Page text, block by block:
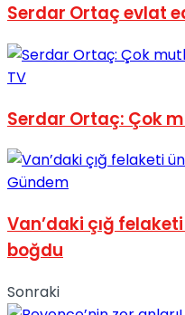
Serdar Ortaç evlat
TV
Serdar Ortaç: Çok
Gündem
Van’daki çığ
boğdu
Sonraki